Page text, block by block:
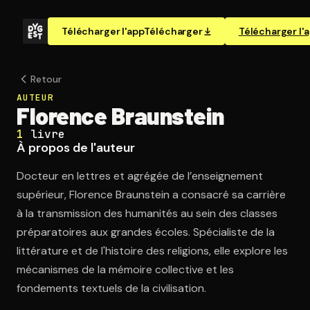
Télécharger l'appTélécharger Télécharger
Retour
AUTEUR
Florence Braunstein
1 livre
À propos de l'auteur
Docteur en lettres et agrégée de l’enseignement
supérieur, Florence Braunstein a consacré sa carrière
à la transmission des humanités au sein des classes
préparatoires aux grandes écoles. Spécialiste de la
littérature et de l'histoire des religions, elle explore les
mécanismes de la mémoire collective et les
fondements textuels de la civilisation.